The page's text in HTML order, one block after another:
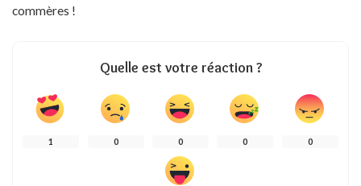
commères !
Quelle est votre réaction ?
1 0 0 0 0